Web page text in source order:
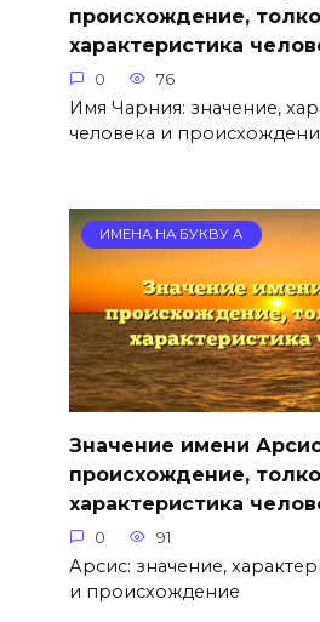
происхождение,
характеристика
0 76
Имя Чарния: значение,
человека и
ИМЕНА НА БУКВУ А
Значение имени
происхождение,
характеристика
0 91
Арсис: значение,
и происхождение